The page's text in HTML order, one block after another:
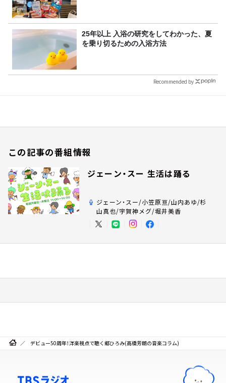
25年以上 入浴の研究をしてわかった、夏
を乗り切るための入浴方法
Recommended by
この記事の番組情報
ジェーン・スー 生活は踊る
ジェーン・スー/小笠原亘/山内あゆ/杉
山真也/宇賀神メグ/堀井美香
デビュー50周年！洋楽視点で聴く郷ひろみ(高橋芳朗の音楽コラム)